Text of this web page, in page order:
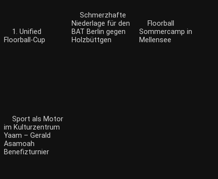
1. Unified
Floorball-Cup
Schmerzhafte
Niederlage für den
BAT Berlin gegen
Holzbüttgen
Floorball
Sommercamp in
Mellensee
Sport als Motor
im Kulturzentrum
Yaam – Gerald
Asamoah
Benefizturnier